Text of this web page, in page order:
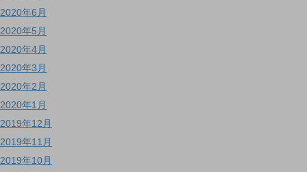
2020年6月
2020年5月
2020年4月
2020年3月
2020年2月
2020年1月
2019年12月
2019年11月
2019年10月